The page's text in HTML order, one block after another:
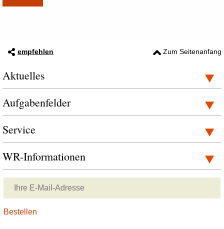
empfehlen Zum Seitenanfang
Aktuelles
Aufgabenfelder
Service
WR-Informationen